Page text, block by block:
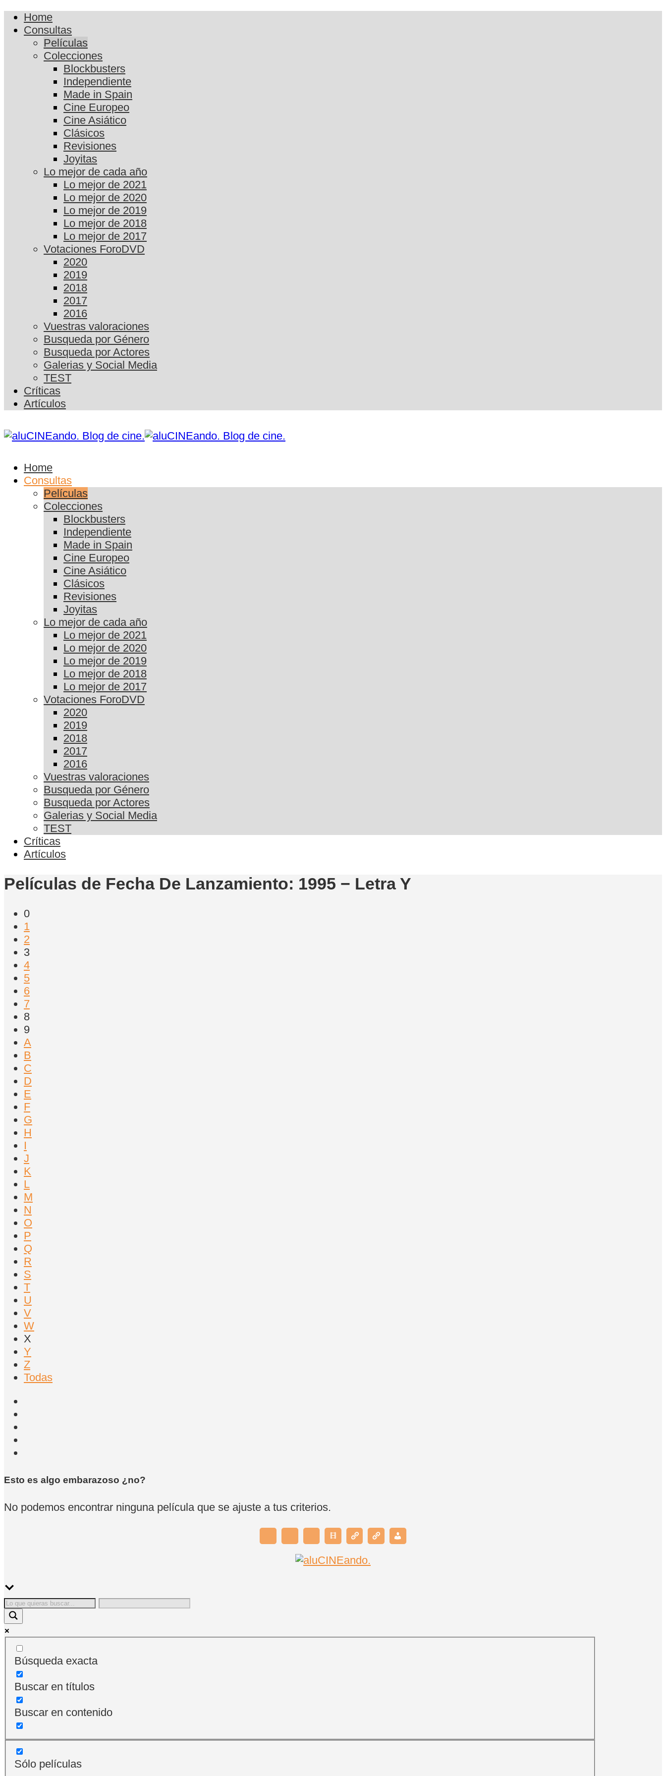
Home
Consultas
Películas
Colecciones
Blockbusters
Independiente
Made in Spain
Cine Europeo
Cine Asiático
Clásicos
Revisiones
Joyitas
Lo mejor de cada año
Lo mejor de 2021
Lo mejor de 2020
Lo mejor de 2019
Lo mejor de 2018
Lo mejor de 2017
Votaciones ForoDVD
2020
2019
2018
2017
2016
Vuestras valoraciones
Busqueda por Género
Busqueda por Actores
Galerias y Social Media
TEST
Críticas
Artículos
Home
Consultas
Películas
Colecciones
Blockbusters
Independiente
Made in Spain
Cine Europeo
Cine Asiático
Clásicos
Revisiones
Joyitas
Lo mejor de cada año
Lo mejor de 2021
Lo mejor de 2020
Lo mejor de 2019
Lo mejor de 2018
Lo mejor de 2017
Votaciones ForoDVD
2020
2019
2018
2017
2016
Vuestras valoraciones
Busqueda por Género
Busqueda por Actores
Galerias y Social Media
TEST
Críticas
Artículos
Películas de Fecha De Lanzamiento: 1995 − Letra Y
0
1
2
3
4
5
6
7
8
9
A
B
C
D
E
F
G
H
I
J
K
L
M
N
O
P
Q
R
S
T
U
V
W
X
Y
Z
Todas
Esto es algo embarazoso ¿no?
No podemos encontrar ninguna película que se ajuste a tus criterios.
Búsqueda exacta
Buscar en títulos
Buscar en contenido
Sólo películas